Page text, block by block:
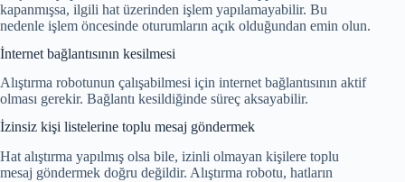
kapanmışsa, ilgili hat üzerinden işlem yapılamayabilir. Bu
nedenle işlem öncesinde oturumların açık olduğundan emin olun.
İnternet bağlantısının kesilmesi
Alıştırma robotunun çalışabilmesi için internet bağlantısının aktif
olması gerekir. Bağlantı kesildiğinde süreç aksayabilir.
İzinsiz kişi listelerine toplu mesaj göndermek
Hat alıştırma yapılmış olsa bile, izinli olmayan kişilere toplu
mesaj göndermek doğru değildir. Alıştırma robotu, hatların